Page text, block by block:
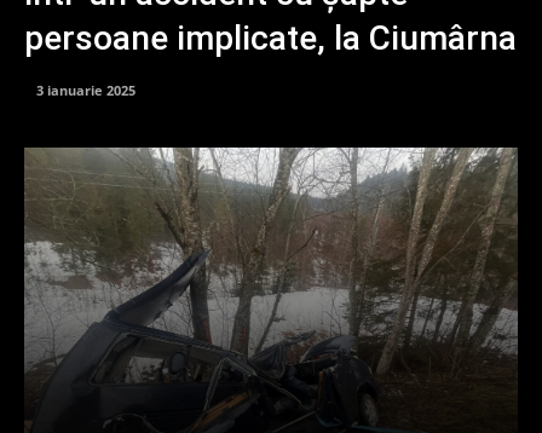
persoane implicate, la Ciumârna
3 ianuarie 2025